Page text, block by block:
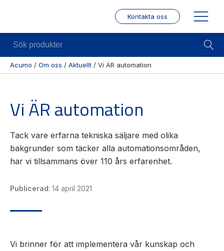
Kontakta oss
Se alla
kategorier
produkter
Se alla
leverantörer
Axelkopplingar
Kulskruvar
Skenstyrningar
Sök
produkter
Acumo / Om oss / Aktuellt / Vi ÄR automation
Vi ÄR automation
Tack vare erfarna tekniska säljare med olika
bakgrunder som täcker alla automationsområden,
har vi tillsammans över 110 års erfarenhet.
Publicerad: 14 april 2021
Vi brinner för att implementera vår kunskap och